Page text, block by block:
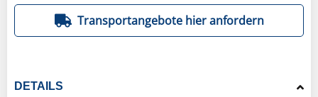
Transportangebote hier anfordern
DETAILS